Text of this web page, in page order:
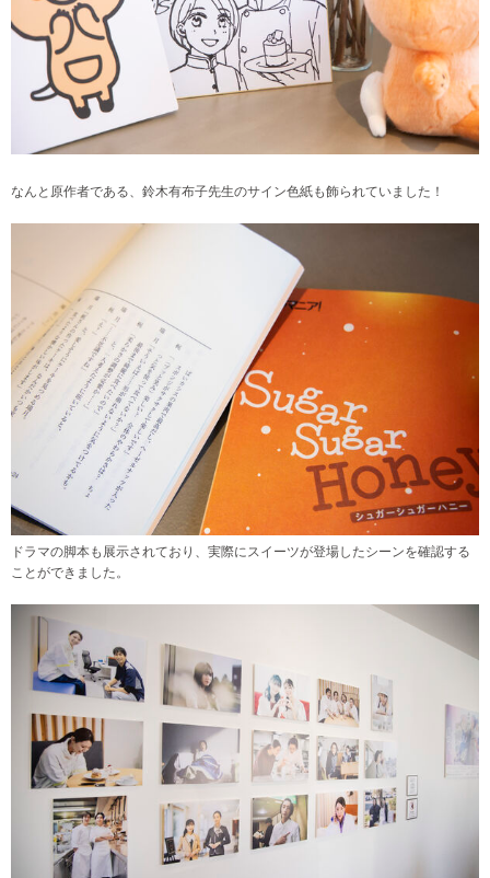
なんと原作者である、鈴木有布子先生のサイン色紙も飾られていました！
ドラマの脚本も展示されており、実際にスイーツが登場したシーンを確認する
ことができました。